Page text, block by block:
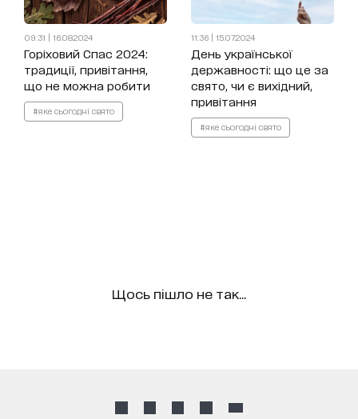
09:31 | 16.08.2024
Горіховий Спас 2024:
традиції, привітання,
що не можна робити
#яке сьогодні свято
11:36 | 15.07.2024
День української
державності: що це за
свято, чи є вихідний,
привітання
#яке сьогодні свято
Щось пішло не так...